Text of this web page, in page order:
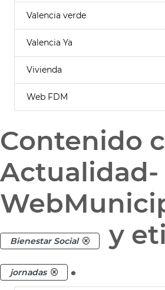
Valencia verde
Valencia Ya
Vivienda
Web FDM
Contenido
Actualidad-
Bienestar Social y
jornadas .